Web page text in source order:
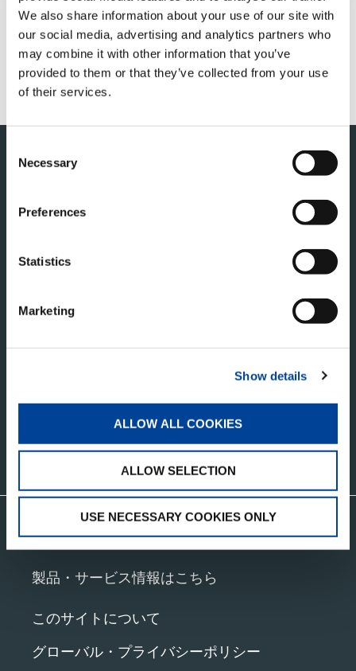
We also share information about your use of our site with
our social media, advertising and analytics partners who
may combine it with other information that you’ve
provided to them or that they’ve collected from your use
of their services.
Selection
Necessary
Preferences
Statistics
Marketing
Show details
ALLOW ALL COOKIES
ALLOW SELECTION
USE NECESSARY COOKIES ONLY
詳しくは以下のPDFをご覧ください。
PDF
このページの先頭へ
香川県高松市新田町甲３４番地
グローバルネットワークはこちら
製品・サービス情報はこちら
このサイトについて
グローバル・プライバシーポリシー